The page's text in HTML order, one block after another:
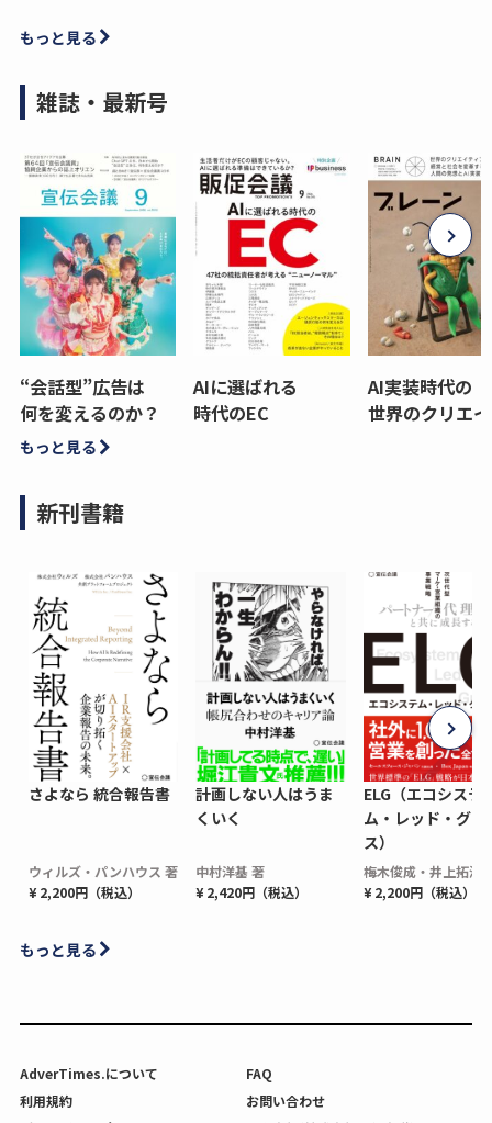
もっと見る
雑誌・最新号
“会話型”広告は
何を変えるのか？
AIに選ばれる
時代のEC
AI実装時代の
世界のクリエ
もっと見る
新刊書籍
さよなら 統合報告書
ウィルズ・パンハウス 著
¥ 2,200円（税込）
計画しない人はうま
くいく
中村洋基 著
¥ 2,420円（税込）
ELG（エコシステ
ム・レッド・グロ
ス）
梅木俊成・井上拓海
¥ 2,200円（税込）
もっと見る
AdverTimes.について
FAQ
利用規約
お問い合わせ